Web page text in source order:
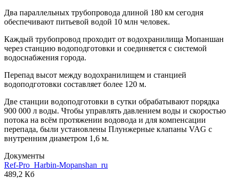
Два параллельных трубопровода длиной 180 км сегодня
обеспечивают питьевой водой 10 млн человек.
Каждый трубопровод проходит от водохранилища Мопаншан
через станцию водоподготовки и соединяется с системой
водоснабжения города.
Перепад высот между водохранилищем и станцией
водоподготовки составляет более 120 м.
Две станции водоподготовки в сутки обрабатывают порядка
900 000 л воды. Чтобы управлять давлением воды и скоростью
потока на всём протяжении водовода и для компенсации
перепада, были установлены Плунжерные клапаны VAG с
внутренним диаметром 1,6 м.
Документы
Ref-Pro_Harbin-Mopanshan_ru
489,2 Кб